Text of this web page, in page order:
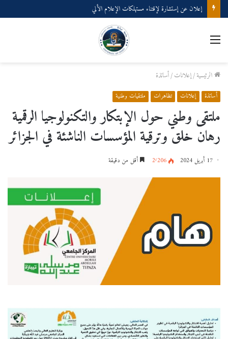
إعلان عن إستشارة لإقتناء مستهلكات الإعلام الألي
القائمة
الرئيسية/إعلانات/أساتذة
أساتذة إعلانات تظاهرات ملتقيات وطنية
ملتقى وطني حول الإبتكار والتكنولوجيا الرقمية
رهان خلق وترقية المؤسسات الناشئة في الجزائر
17 أبريل 2024 2٬206 أقل من دقيقة